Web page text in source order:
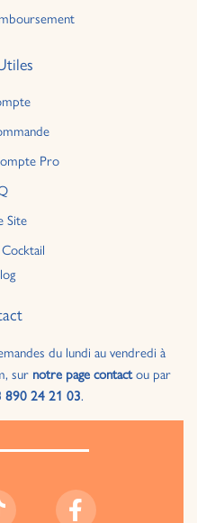
Pro
Site
du lundi au vendredi à
sur notre page contactou par
890 24 21 03.